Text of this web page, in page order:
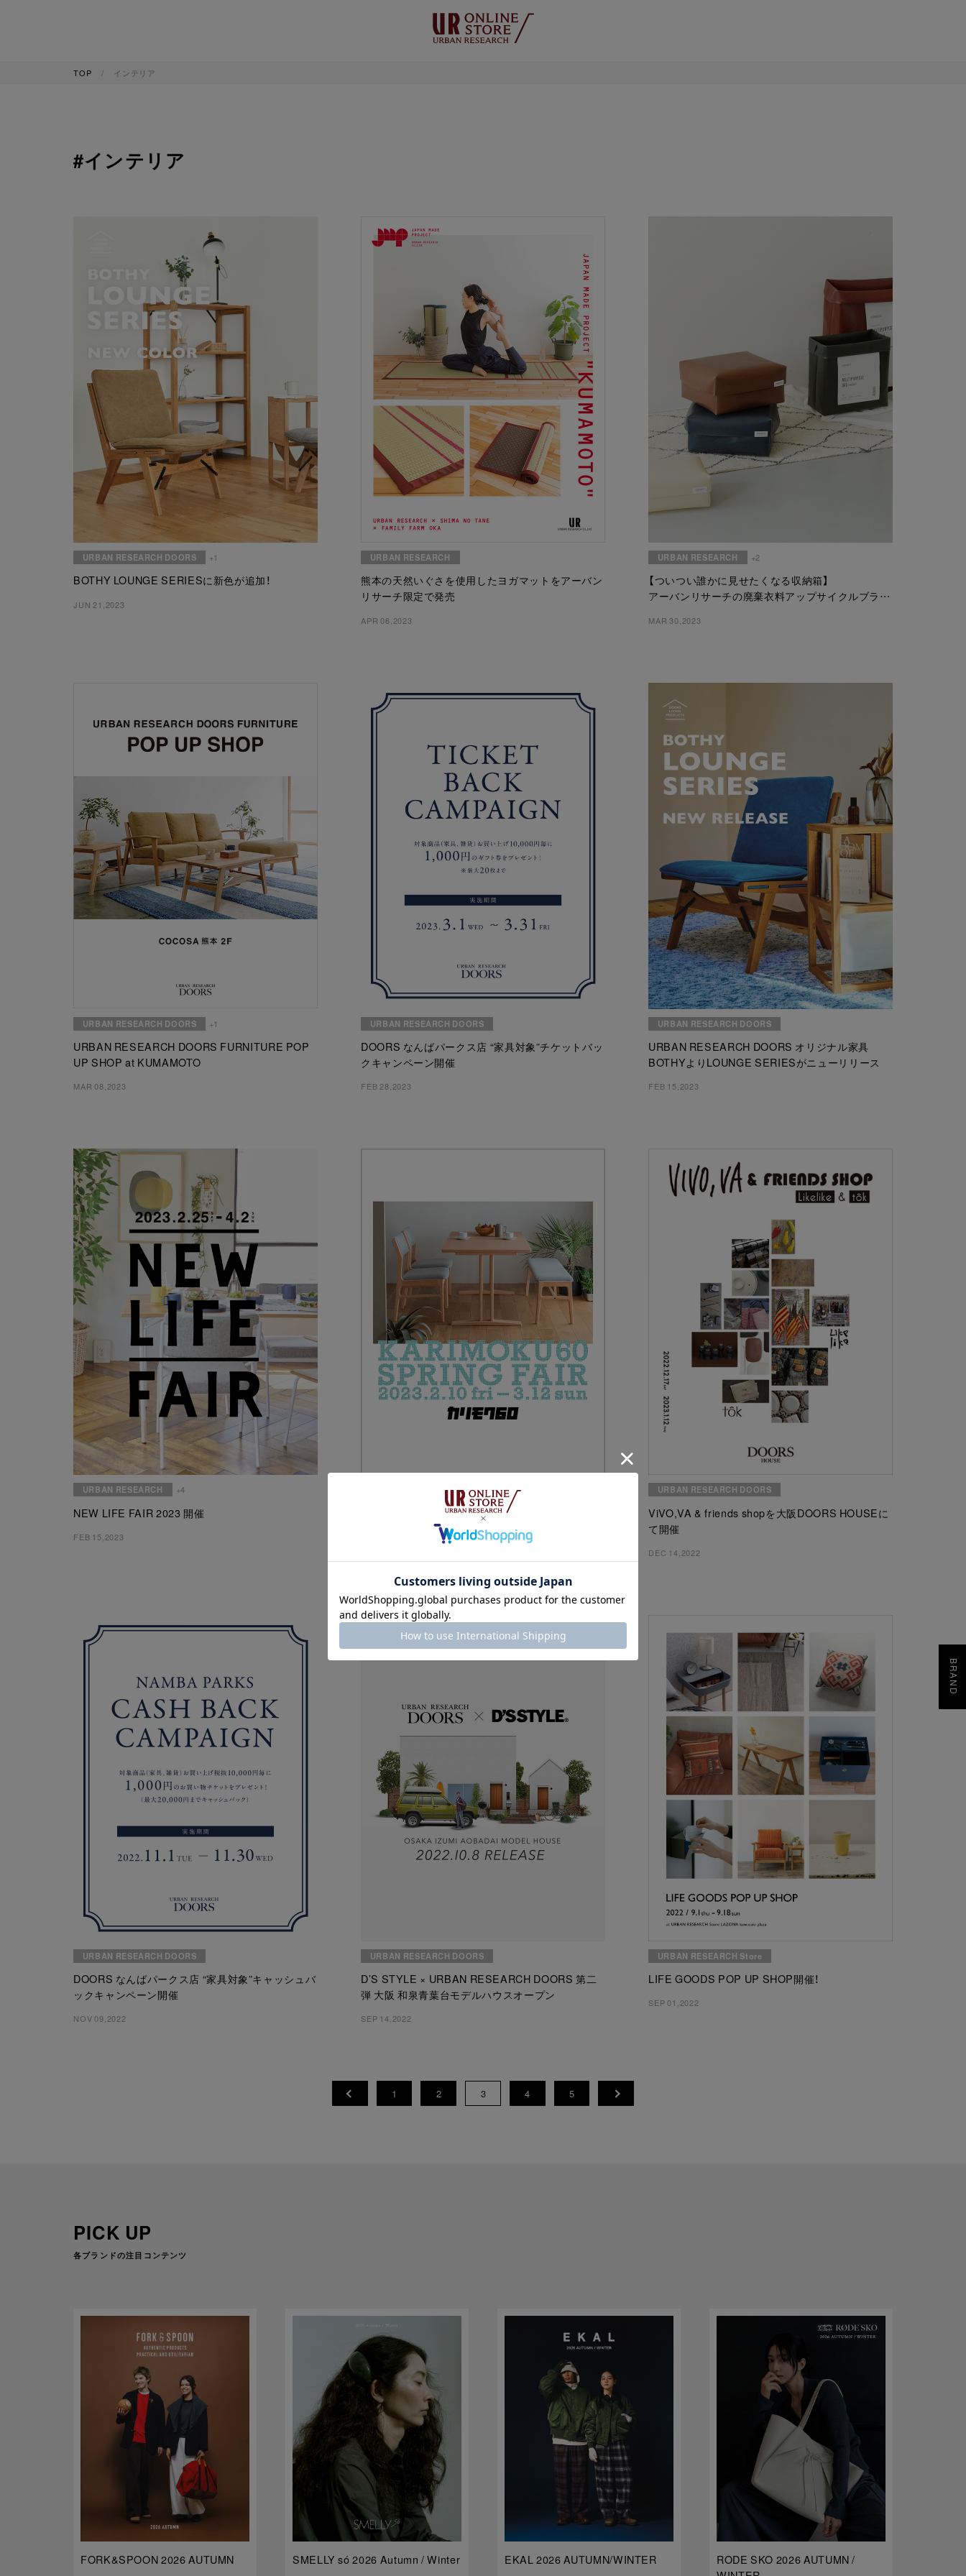
BRAND
TOP インテリア
#インテリア
URBAN RESEARCH DOORS +1
BOTHY LOUNGE SERIESに新色が追加！
JUN 21,2023
URBAN RESEARCH
熊本の天然いぐさを使用したヨガマットをアーバン
リサーチ限定で発売
APR 06,2023
URBAN RESEARCH +2
【ついつい誰かに見せたくなる収納箱】
アーバンリサーチの廃棄衣料アップサイクルブラン
「MULTIPURPOSE BOX」が登場
MAR 30,2023
URBAN RESEARCH DOORS +1
URBAN RESEARCH DOORS FURNITURE POP
UP SHOP at KUMAMOTO
MAR 08,2023
URBAN RESEARCH DOORS
DOORS なんばパークス店 “家具対象”チケットバッ
クキャンペーン開催
FEB 28,2023
URBAN RESEARCH DOORS
URBAN RESEARCH DOORS オリジナル家具
BOTHYよりLOUNGE SERIESがニューリリース
FEB 15,2023
URBAN RESEARCH +4
NEW LIFE FAIR 2023 開催
FEB 15,2023
URBAN RESEARCH DOORS +1
カリモク60 Spring Fair 2023
URBAN RESEARCH DOORS
ViVO,VA & friends shopを大阪DOORS HOUSEに
て開催
DEC 14,2022
URBAN RESEARCH DOORS
DOORS なんばパークス店 “家具対象”キャッシュバ
ックキャンペーン開催
NOV 09,2022
URBAN RESEARCH DOORS
D’S STYLE × URBAN RESEARCH DOORS 第二
弾 大阪 和泉青葉台モデルハウスオープン
SEP 14,2022
URBAN RESEARCH Store
LIFE GOODS POP UP SHOP開催！
SEP 01,2022
1 2 3 4 5
PICK UP
各ブランドの注目コンテンツ
FORK&SPOON 2026 AUTUMN SMELLY só 2026 Autumn / Winter EKAL 2026 AUTUMN/WINTER
RODE SKO 2026 AUTUMN /